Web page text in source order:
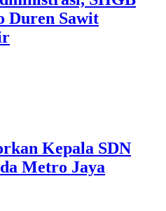
Duren Sawit
Kepala SDN
Metro Jaya